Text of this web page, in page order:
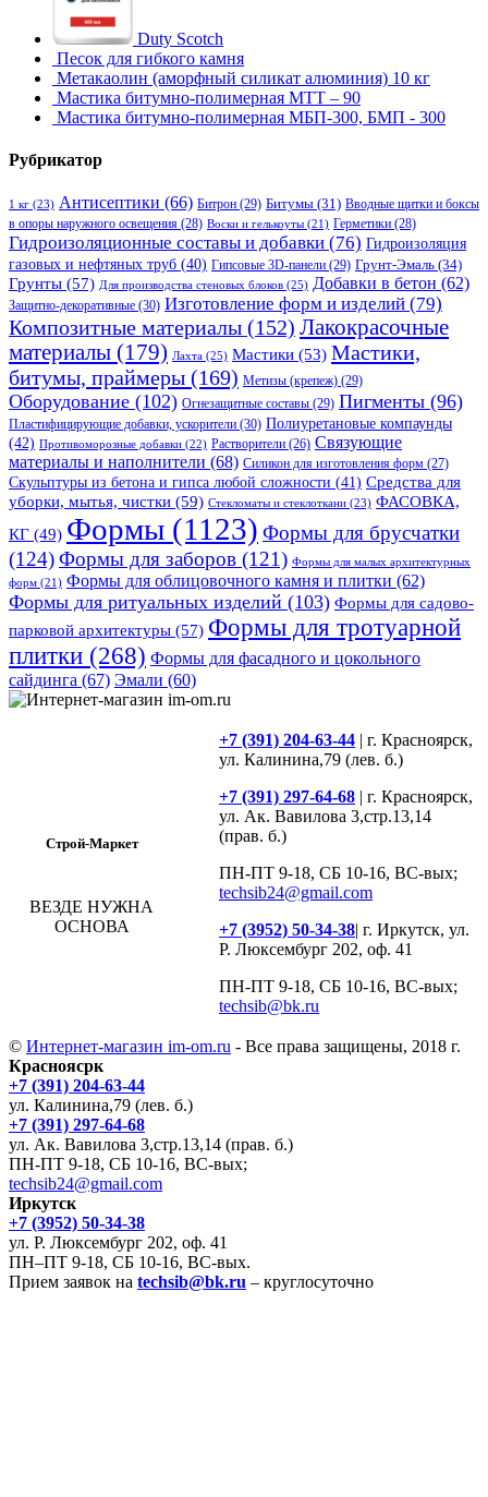
Duty Scotch
Песок для гибкого камня
Метакаолин (аморфный силикат алюминия) 10 кг
Мастика битумно-полимерная МТТ – 90
Мастика битумно-полимерная МБП-300, БМП - 300
Рубрикатор
1 кг (23) Антисептики (66) Битрон (29) Битумы (31) Вводные щитки и боксы
в опоры наружного освещения (28) Воски и гелькоуты (21) Герметики (28)
Гидроизоляционные составы и добавки (76) Гидроизоляция
газовых и нефтяных труб (40) Гипсовые 3D-панели (29) Грунт-Эмаль (34)
Грунты (57) Для производства стеновых блоков (25) Добавки в бетон (62)
Защитно-декоративные (30) Изготовление форм и изделий (79)
Композитные материалы (152) Лакокрасочные
материалы (179) Лахта (25) Мастики (53) Мастики,
битумы, праймеры (169) Метизы (крепеж) (29)
Оборудование (102) Огнезащитные составы (29) Пигменты (96)
Пластифицирующие добавки, ускорители (30) Полиуретановые компаунды
(42) Противоморозные добавки (22) Растворители (26) Связующие
материалы и наполнители (68) Силикон для изготовления форм (27)
Скульптуры из бетона и гипса любой сложности (41) Средства для
уборки, мытья, чистки (59) Стекломаты и стеклоткани (23) ФАСОВКА,
КГ (49) Формы (1123) Формы для брусчатки
(124)Формы для заборов (121) Формы для малых архитектурных
форм (21) Формы для облицовочного камня и плитки (62)
Формы для ритуальных изделий (103) Формы для садово-
парковой архитектуры (57) Формы для тротуарной
плитки (268) Формы для фасадного и цокольного
сайдинга (67) Эмали (60)
Строй-Маркет
ВЕЗДЕ НУЖНА
ОСНОВА
+7 (391) 204-63-44 | г. Красноярск,
ул. Калинина,79 (лев. б.)
+7 (391) 297-64-68 | г. Красноярск,
ул. Ак. Вавилова 3,стр.13,14
(прав. б.)
ПН-ПТ 9-18, СБ 10-16, ВС-вых;
techsib24@gmail.com
+7 (3952) 50-34-38| г. Иркутск, ул.
Р. Люксембург 202, оф. 41
ПН-ПТ 9-18, СБ 10-16, ВС-вых;
techsib@bk.ru
© Интернет-магазин im-om.ru - Все права защищены, 2018 г.
Красноясрк
+7 (391) 204-63-44
ул. Калинина,79 (лев. б.)
+7 (391) 297-64-68
ул. Ак. Вавилова 3,стр.13,14 (прав. б.)
ПН-ПТ 9-18, СБ 10-16, ВС-вых;
techsib24@gmail.com
Иркутск
+7 (3952) 50-34-38
ул. Р. Люксембург 202, оф. 41
ПН–ПТ 9-18, СБ 10-16, ВС-вых.
Прием заявок на techsib@bk.ru – круглосуточно